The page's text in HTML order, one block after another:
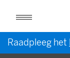
Raadpleeg het